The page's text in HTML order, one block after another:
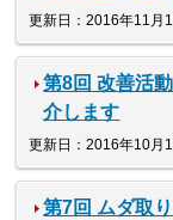
更新日：2016年11月
第8回 改善活
介します
更新日：2016年10月
第7回 ムダ取